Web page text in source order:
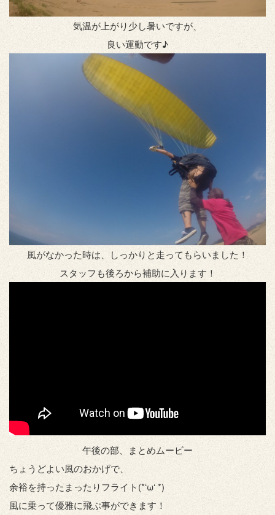
気温が上がり少し暑いですが、
良い運動です♪
風がなかった時は、しっかりと走ってもらいました！
スタッフも後ろから補助に入ります！
午後の部、まとめムービー
ちょうどよい風のおかげで、
余裕を持ったまったりフライト(*‘ω‘ *)
風に乗って優雅に飛ぶ事ができます！